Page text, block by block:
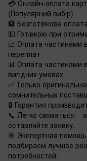
💳 Онлайн-оплата
(Популярний вибір)
🏦 Безготівкова
💵 Готівкою при
📈 Оплата частинами
переплат
📊 Оплата частинами
вигідних умовах
✅ Только
сомнительных
🔒 Гарантия
📞 Легко связаться
оставляйте заявку.
🎯 Экспертная
подбираем лучшее
потребностей.